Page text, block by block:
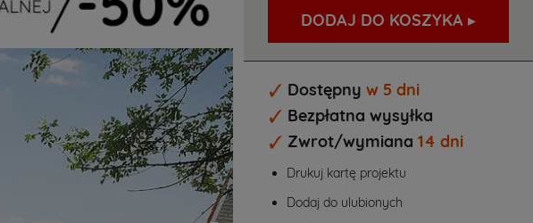
DODAJ DO KOSZYKA ▸
Dostępny w 5 dni
Bezpłatna wysyłka
Zwrot/wymiana 14 dni
Drukuj kartę projektu
Dodaj do ulubionych